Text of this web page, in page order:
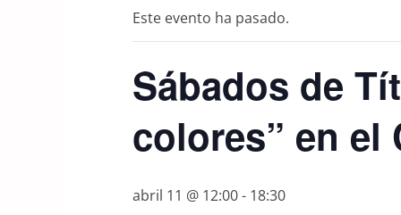
Este evento ha pasado.
Sábados de
colores” en el
abril 11 @ 12:00- 18:30